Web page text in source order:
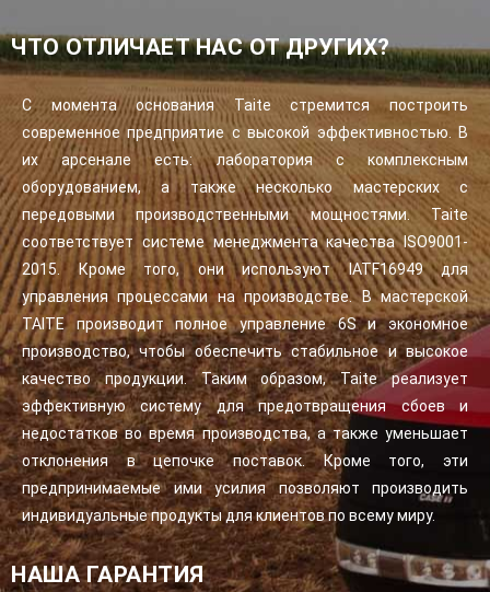
ЧТО ОТЛИЧАЕТ НАС ОТ ДРУГИХ?
С момента основания Taite стремится построить
современное предприятие с высокой эффективностью. В
их арсенале есть: лаборатория с комплексным
оборудованием, а также несколько мастерских с
передовыми производственными мощностями. Taite
соответствует системе менеджмента качества ISO9001-
2015. Кроме того, они используют IATF16949 для
управления процессами на производстве. В мастерской
TAITE производит полное управление 6S и экономное
производство, чтобы обеспечить стабильное и высокое
качество продукции. Таким образом, Taite реализует
эффективную систему для предотвращения сбоев и
недостатков во время производства, а также уменьшает
отклонения в цепочке поставок. Кроме того, эти
предпринимаемые ими усилия позволяют производить
индивидуальные продукты для клиентов по всему миру.
НАША ГАРАНТИЯ